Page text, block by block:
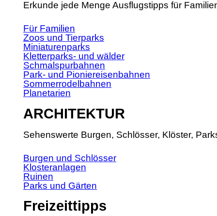
Erkunde jede Menge Ausflugstipps für
Für Familien
Zoos und Tierparks
Miniaturenparks
Kletterparks- und wälder
Schmalspurbahnen
Park- und Pioniereisenbahnen
Sommerrodelbahnen
Planetarien
ARCHITEKTUR
Sehenswerte Burgen, Schlösser, Klöster,
Burgen und Schlösser
Klosteranlagen
Ruinen
Parks und Gärten
Freizeittipps